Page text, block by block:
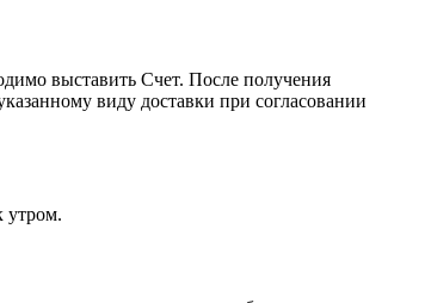
выставить Счет. После получения
виду доставки при согласовании
утром.